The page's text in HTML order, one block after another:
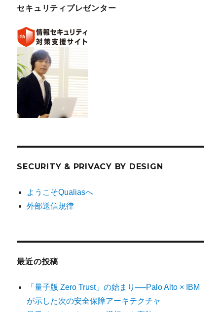
セキュリティプレゼンター
SECURITY & PRIVACY BY DESIGN
ようこそQualiasへ
外部送信規律
最近の投稿
「量子版 Zero Trust」の始まり──Palo Alto × IBM
が示した次の安全保障アーキテクチャ